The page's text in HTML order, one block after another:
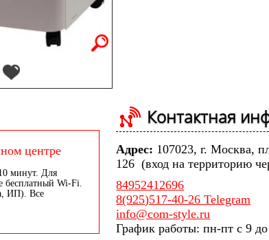
центре
минут. Для
бесплатный Wi-Fi.
ИП). Все
Контактная
Адрес: 107023, г. Москва,
126 (вход на территорию
84952412696
8(925)517-40-26 Telegram
info@com-style.ru
График работы: пн-пт с 9